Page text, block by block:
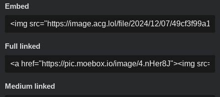
Embed
Full linked
Medium linked